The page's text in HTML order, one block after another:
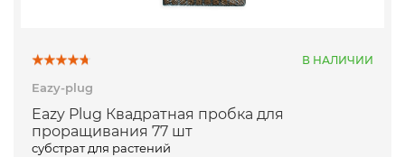
В НАЛИЧИИ
Eazy-plug
Eazy Plug Квадратная пробка для
проращивания 77 шт
субстрат для растений